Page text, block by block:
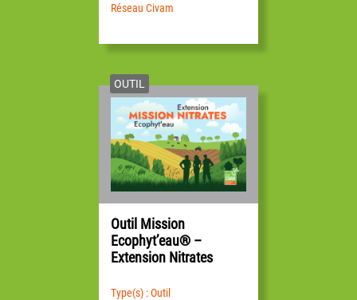
Réseau Civam
OUTIL
Outil Mission
Ecophyt’eau® –
Extension Nitrates
Type(s) : Outil